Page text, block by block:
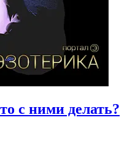
с ними делать?